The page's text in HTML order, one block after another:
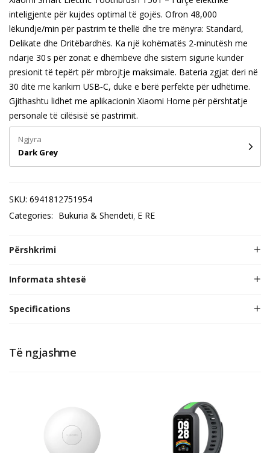
inteligjente për kujdes optimal të gojës. Ofron 48,000
lëkundje/min për pastrim të thellë dhe tre mënyra: Standard,
Delikate dhe Dritëbardhës. Ka një kohëmatës 2-minutësh me
ndarje 30 s për zonat e dhëmbëve dhe sistem sigurie kundër
presionit të tepërt për mbrojtje maksimale. Bateria zgjat deri në
30 ditë me karikim USB‑C, duke e bërë perfekte për udhëtime.
Gjithashtu lidhet me aplikacionin Xiaomi Home për përshtatje
personale të cilësisë së pastrimit.
Ngjyra
Dark Grey
SKU: 6941812751954
Categories: Bukuria & Shendeti E RE
Përshkrimi
Informata shtesë
Specifications
Të ngjashme